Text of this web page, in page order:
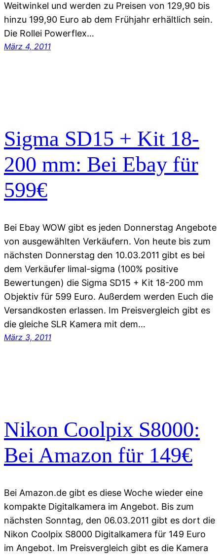
Weitwinkel und werden zu Preisen von 129,90 bis
hinzu 199,90 Euro ab dem Frühjahr erhältlich sein.
Die Rollei Powerflex…
März 4, 2011
Sigma SD15 + Kit 18-
200 mm: Bei Ebay für
599€
Bei Ebay WOW gibt es jeden Donnerstag Angebote
von ausgewählten Verkäufern. Von heute bis zum
nächsten Donnerstag den 10.03.2011 gibt es bei
dem Verkäufer limal-sigma (100% positive
Bewertungen) die Sigma SD15 + Kit 18-200 mm
Objektiv für 599 Euro. Außerdem werden Euch die
Versandkosten erlassen. Im Preisvergleich gibt es
die gleiche SLR Kamera mit dem…
März 3, 2011
Nikon Coolpix S8000:
Bei Amazon für 149€
Bei Amazon.de gibt es diese Woche wieder eine
kompakte Digitalkamera im Angebot. Bis zum
nächsten Sonntag, den 06.03.2011 gibt es dort die
Nikon Coolpix S8000 Digitalkamera für 149 Euro
im Angebot. Im Preisvergleich gibt es die Kamera